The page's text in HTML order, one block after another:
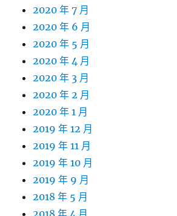
2020 年 7 月
2020 年 6 月
2020 年 5 月
2020 年 4 月
2020 年 3 月
2020 年 2 月
2020 年 1 月
2019 年 12 月
2019 年 11 月
2019 年 10 月
2019 年 9 月
2018 年 5 月